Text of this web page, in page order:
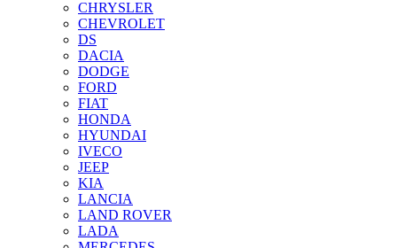
CHRYSLER
CHEVROLET
DS
DACIA
DODGE
FORD
FIAT
HONDA
HYUNDAI
IVECO
JEEP
KIA
LANCIA
LAND ROVER
LADA